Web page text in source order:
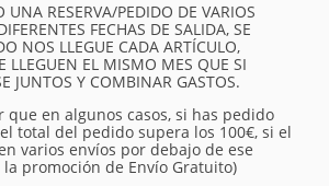
UNA RESERVA/PEDIDO DE VARIOS
FECHAS DE SALIDA, SE
NOS LLEGUE CADA ARTÍCULO,
LLEGUEN EL MISMO MES QUE SI
JUNTOS Y COMBINAR GASTOS.
que en algunos casos, si has pedido
total del pedido supera los 100€, si el
varios envíos por debajo de ese
promoción de Envío Gratuito)